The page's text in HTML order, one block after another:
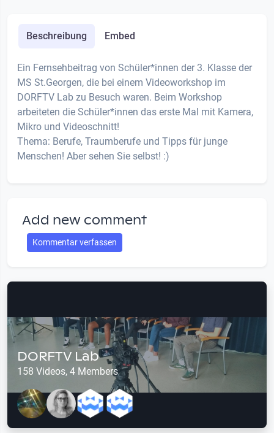
Beschreibung Embed
Ein Fernsehbeitrag von Schüler*innen der 3. Klasse der
MS St.Georgen, die bei einem Videoworkshop im
DORFTV Lab zu Besuch waren. Beim Workshop
arbeiteten die Schüler*innen das erste Mal mit Kamera,
Mikro und Videoschnitt!
Thema: Berufe, Traumberufe und Tipps für junge
Menschen! Aber sehen Sie selbst! :)
Add new comment
Kommentar verfassen
DORFTV Lab
158 Videos, 4 Members